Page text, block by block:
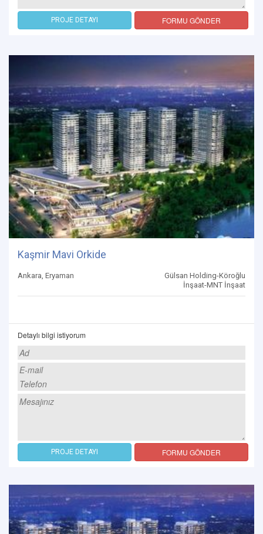
PROJE DETAYI FORMU GÖNDER
Kaşmir Mavi Orkide
Ankara, Eryaman
Gülsan Holding-Köroğlu
İnşaat-MNT İnşaat
Detaylı bilgi istiyorum
PROJE DETAYI FORMU GÖNDER